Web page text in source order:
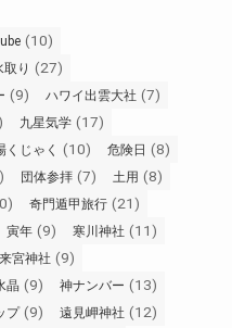
(10)
取り (27)
(9) ハワイ出雲大社 (7)
九星気学 (17)
くじゃく (10) 危険日 (8)
団体参拝 (7) 土用 (8)
奇門遁甲旅行 (21)
寅年 (9) 寒川神社 (11)
来宮神社 (9)
晶 (9) 神ナンバー (13)
プ(9) 遠見岬神社 (12)